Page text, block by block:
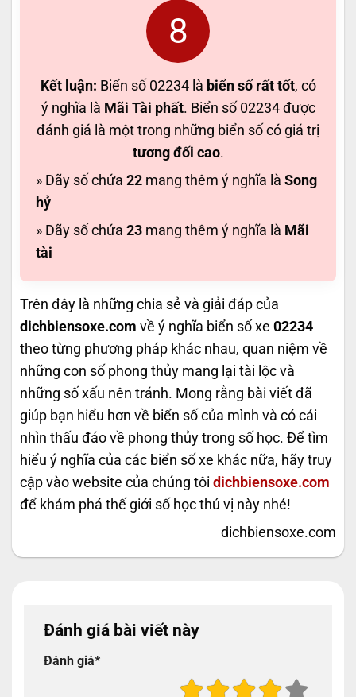
8
Kết luận: Biển số 02234 là biển số rất tốt, có
ý nghĩa là Mãi Tài phất. Biển số 02234 được
đánh giá là một trong những biển số có giá trị
tương đối cao.
» Dãy số chứa 22 mang thêm ý nghĩa là Song
hỷ
» Dãy số chứa 23 mang thêm ý nghĩa là Mãi
tài
Trên đây là những chia sẻ và giải đáp của
dichbiensoxe.com về ý nghĩa biển số xe 02234
theo từng phương pháp khác nhau, quan niệm về
những con số phong thủy mang lại tài lộc và
những số xấu nên tránh. Mong rằng bài viết đã
giúp bạn hiểu hơn về biển số của mình và có cái
nhìn thấu đáo về phong thủy trong số học. Để tìm
hiểu ý nghĩa của các biển số xe khác nữa, hãy truy
cập vào website của chúng tôi dichbiensoxe.com
để khám phá thế giới số học thú vị này nhé!
dichbiensoxe.com
Đánh giá bài viết này
Đánh giá*